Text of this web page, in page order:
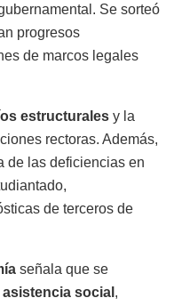
Se sorteó
progresos
de marcos legales
estructurales y la
rectoras. Además,
de las deficiencias en
de terceros de
señala que se
asistencia social ,